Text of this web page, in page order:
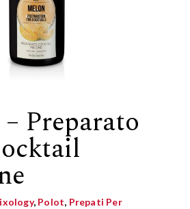
Preparato
, Polot, Prepati Per